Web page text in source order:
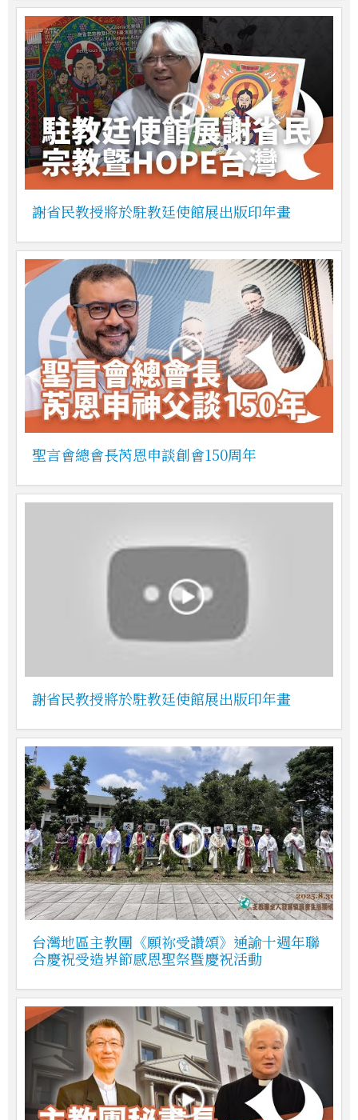
謝省民教授將於駐教廷使館展出版印年畫
聖言會總會長芮恩申談創會150周年
謝省民教授將於駐教廷使館展出版印年畫
台灣地區主教團《願祢受讚頌》通諭十週年聯
合慶祝受造界節感恩聖祭暨慶祝活動